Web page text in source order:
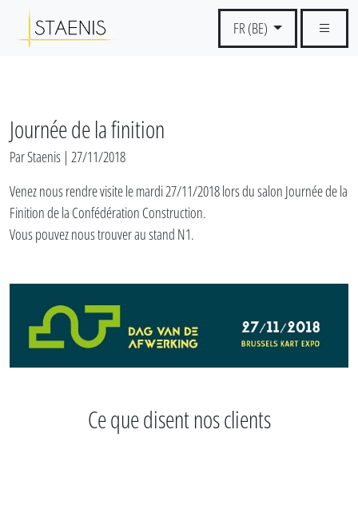
FR (BE)
Journée de la finition
Par Staenis | 27/11/2018
Venez nous rendre visite le mardi 27/11/2018 lors du salon Journée de la
Finition de la Confédération Construction.
Vous pouvez nous trouver au stand N1.
Ce que disent nos clients